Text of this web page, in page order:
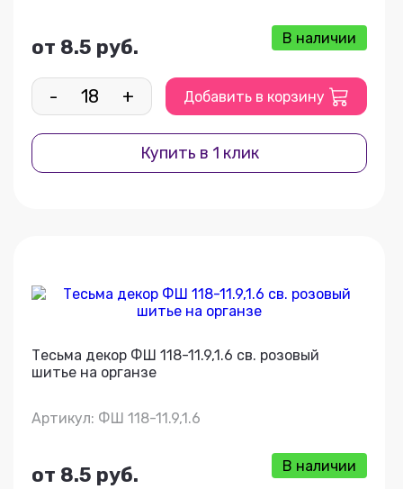
от 8.5 руб. В наличии
- + Добавить в корзину
Купить в 1 клик
Тесьма декор ФШ 118-11.9,1.6 св. розовый
шитье на органзе
Артикул: ФШ 118-11.9,1.6
от 8.5 руб. В наличии